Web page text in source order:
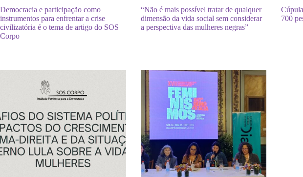
Democracia e participação como
instrumentos para enfrentar a crise
civilizatória é o tema de artigo do SOS
Corpo
“Não é mais possível tratar de qualquer
dimensão da vida social sem considerar
a perspectiva das mulheres negras”
700